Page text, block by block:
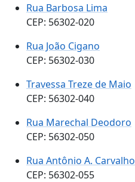
Rua Barbosa Lima
CEP: 56302-020
Rua João Cigano
CEP: 56302-030
Travessa Treze de Maio
CEP: 56302-040
Rua Marechal Deodoro
CEP: 56302-050
Rua Antônio A. Carvalho
CEP: 56302-055